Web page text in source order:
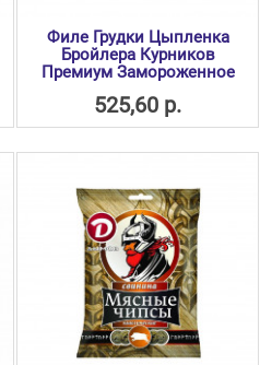
Филе Грудки Цыпленка
Бройлера Курников
Премиум Замороженное
525,60 р.